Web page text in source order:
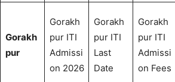
Gorakh
pur
Gorakh
pur ITI
Admissi
on 2026
Gorakh
pur ITI
Last
Date
Gorakh
pur ITI
Admissi
on Fees